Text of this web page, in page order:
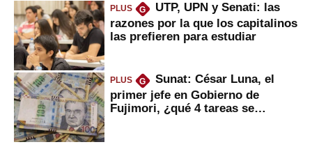
PLUS G
UTP, UPN y Senati: las
razones por la que los capitalinos
las prefieren para estudiar
PLUS G
Sunat: César Luna, el
primer jefe en Gobierno de
Fujimori, ¿qué 4 tareas se